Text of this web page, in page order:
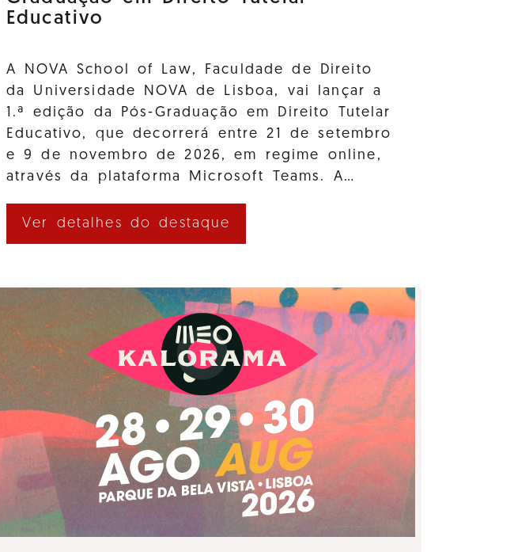
Educativo
A NOVA School of Law, Faculdade de Direito
da Universidade NOVA de Lisboa, vai lançar a
1.ª edição da Pós-Graduação em Direito Tutelar
Educativo, que decorrerá entre 21 de setembro
e 9 de novembro de 2026, em regime online,
através da plataforma Microsoft Teams. A…
Ver detalhes do destaque